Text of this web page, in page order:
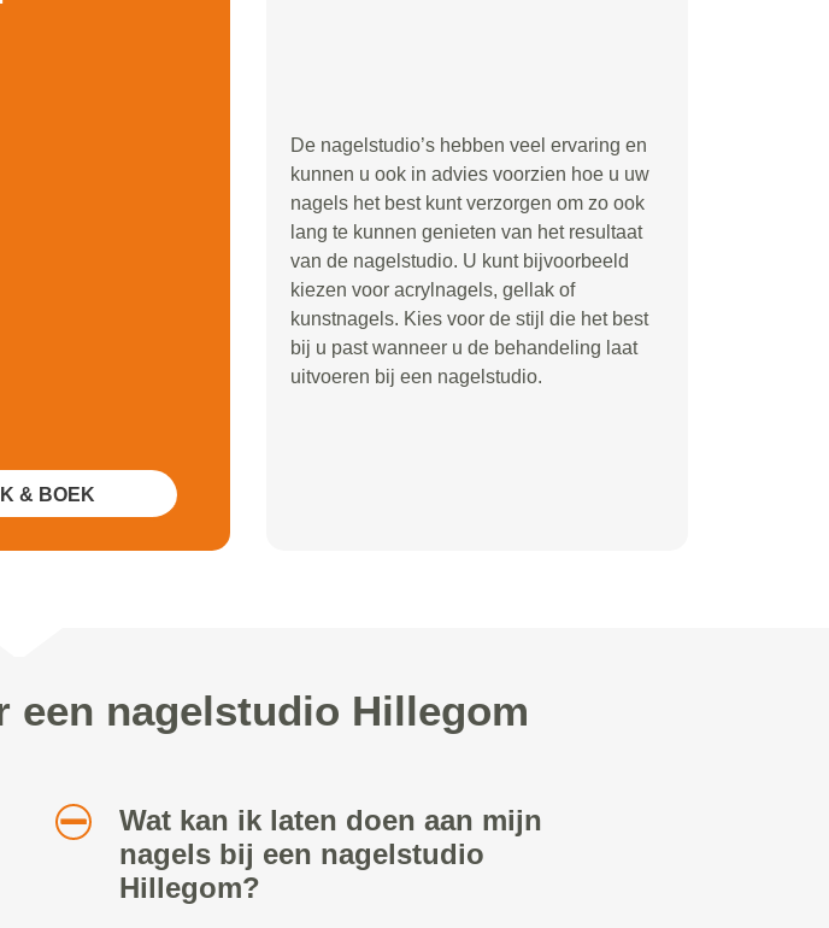
& BOEK
De nagelstudio’s hebben veel ervaring en
kunnen u ook in advies voorzien hoe u uw
nagels het best kunt verzorgen om zo ook
lang te kunnen genieten van het resultaat
van de nagelstudio. U kunt bijvoorbeeld
kiezen voor acrylnagels, gellak of
kunstnagels. Kies voor de stijl die het best
bij u past wanneer u de behandeling laat
uitvoeren bij een nagelstudio.
een nagelstudio Hillegom
Wat kan ik laten doen aan mijn
nagels bij een nagelstudio
Hillegom?